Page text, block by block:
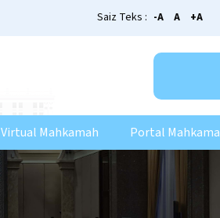
Saiz Teks : -A A +A
Virtual Mahkamah Portal